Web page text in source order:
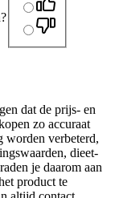
dat de prijs- en
zo accuraat
worden verbeterd,
dieet-
je daarom aan
product te